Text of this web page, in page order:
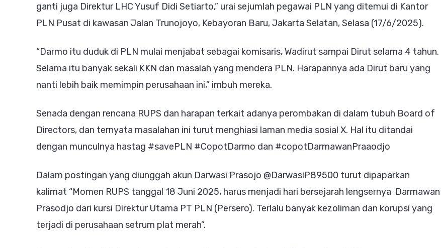
ganti juga Direktur LHC Yusuf Didi Setiarto,” urai sejumlah pegawai PLN yang ditemui di Kantor
PLN Pusat di kawasan Jalan Trunojoyo, Kebayoran Baru, Jakarta Selatan, Selasa (17/6/2025).
“Darmo itu duduk di PLN mulai menjabat sebagai komisaris, Wadirut sampai Dirut selama 4 tahun.
Selama itu banyak sekali KKN dan masalah yang mendera PLN. Harapannya ada Dirut baru yang
nanti lebih baik memimpin perusahaan ini,” imbuh mereka.
Senada dengan rencana RUPS dan harapan terkait adanya perombakan di dalam tubuh Board of
Directors, dan ternyata masalahan ini turut menghiasi laman media sosial X. Hal itu ditandai
dengan munculnya hastag #savePLN #CopotDarmo dan #copotDarmawanPraaodjo
Dalam postingan yang diunggah akun Darwasi Prasojo @DarwasiP89500 turut dipaparkan
kalimat “Momen RUPS tanggal 18 Juni 2025, harus menjadi hari bersejarah lengsernya Darmawan
Prasodjo dari kursi Direktur Utama PT PLN (Persero). Terlalu banyak kezoliman dan korupsi yang
terjadi di perusahaan setrum plat merah”.